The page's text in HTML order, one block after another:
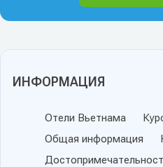
ИНФОРМАЦИЯ
Отели Вьетнама
Общая информация